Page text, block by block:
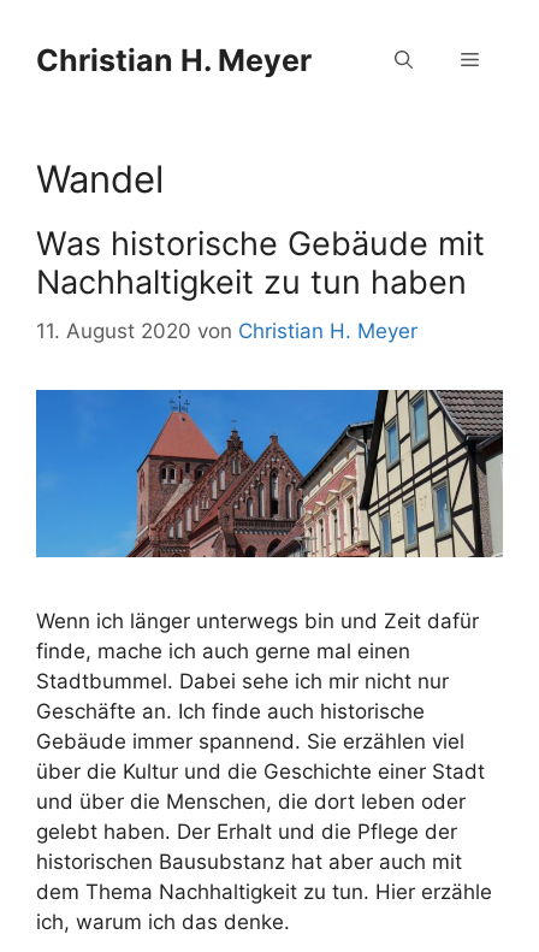
Inhalt
springen
Inhalt
springen
Christian H. Meyer Menü
Wandel
Was historische Gebäude mit
Nachhaltigkeit zu tun haben
11. August 2020 von Christian H. Meyer
Wenn ich länger unterwegs bin und Zeit dafür
finde, mache ich auch gerne mal einen
Stadtbummel. Dabei sehe ich mir nicht nur
Geschäfte an. Ich finde auch historische
Gebäude immer spannend. Sie erzählen viel
über die Kultur und die Geschichte einer Stadt
und über die Menschen, die dort leben oder
gelebt haben. Der Erhalt und die Pflege der
historischen Bausubstanz hat aber auch mit
dem Thema Nachhaltigkeit zu tun. Hier erzähle
ich, warum ich das denke.